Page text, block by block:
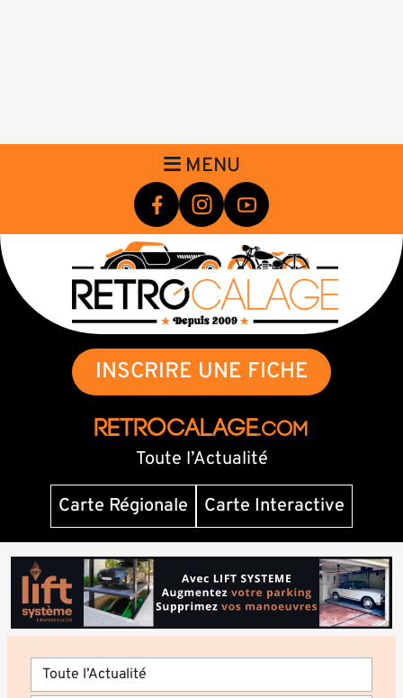
MENU
INSCRIRE UNE FICHE
RETROCALAGE.com
Toute l’Actualité
Carte Régionale
Carte Interactive